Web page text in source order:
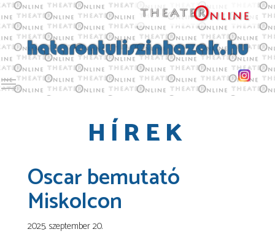
Toggle main menu visibility
HÍREK
Oscar bemutató
Miskolcon
2025. szeptember 20.